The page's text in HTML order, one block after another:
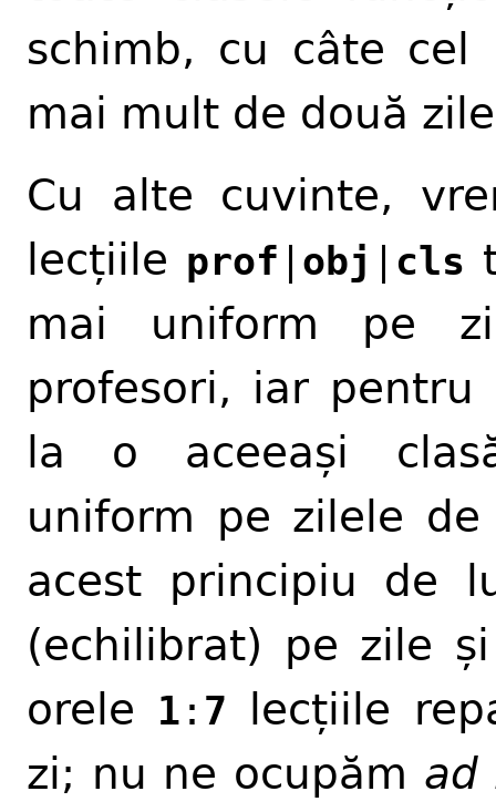
schimb, cu câte
mai mult de două
Cu alte cuvinte,
lecțiile prof obj cls
mai uniform pe
profesori, iar
la o aceeași
uniform pe zilele
acest principiu de
(echilibrat) pe zile
orele
1 : 7
lecțiile
zi; nu ne ocupăm ad